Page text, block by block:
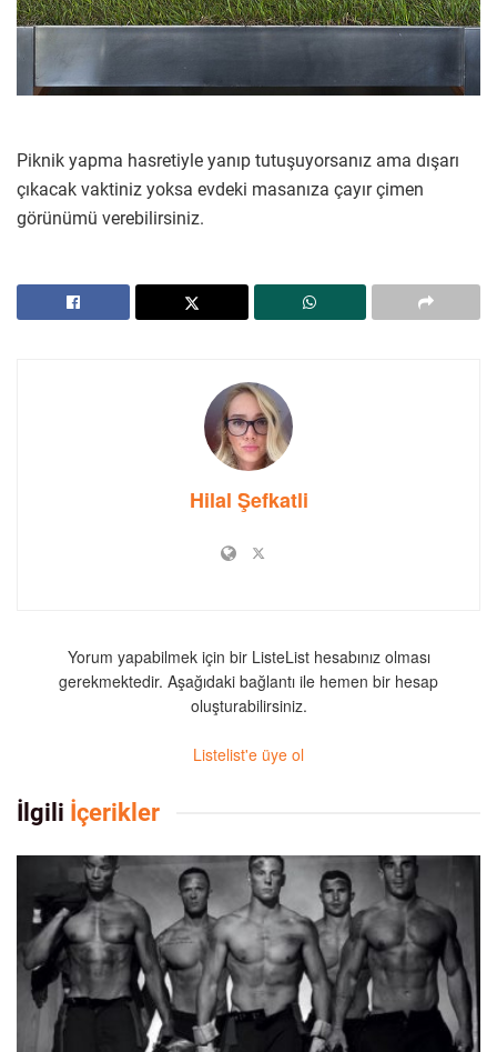
Piknik yapma hasretiyle yanıp tutuşuyorsanız ama dışarı
çıkacak vaktiniz yoksa evdeki masanıza çayır çimen
görünümü verebilirsiniz.
Hilal Şefkatli
Yorum yapabilmek için bir ListeList hesabınız olması
gerekmektedir. Aşağıdaki bağlantı ile hemen bir hesap
oluşturabilirsiniz.
Listelist'e üye ol
İlgili İçerikler